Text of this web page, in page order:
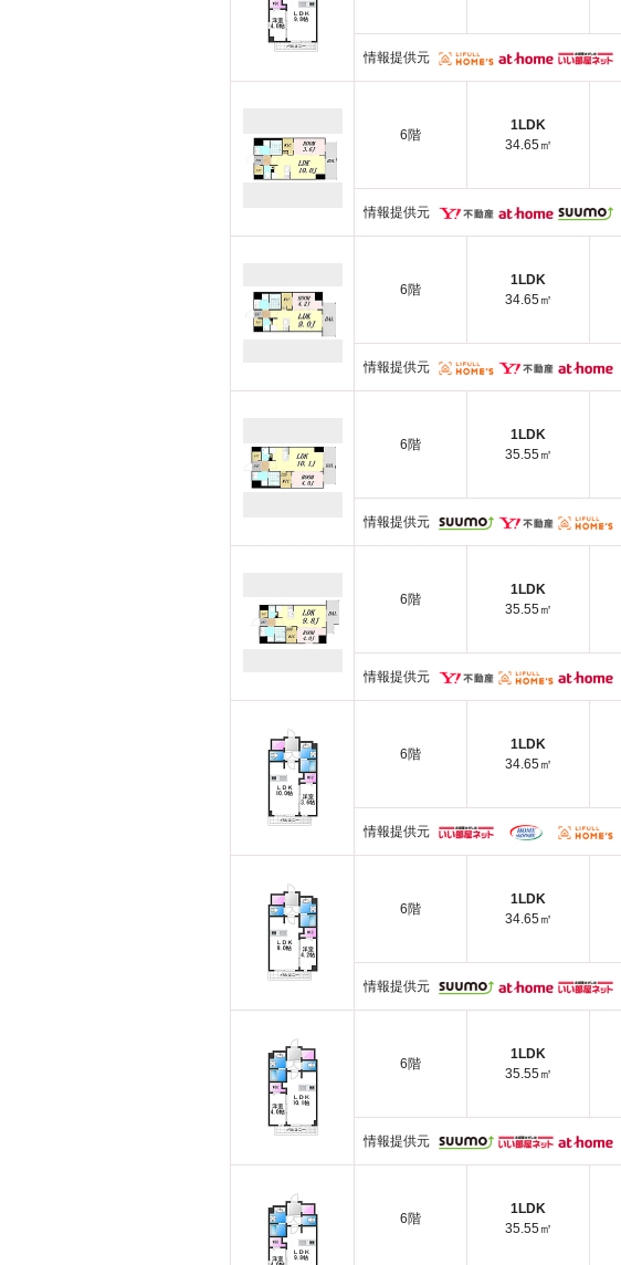
情報提供元
6階
1LDK
34.65㎡
情報提供元
6階
1LDK
34.65㎡
情報提供元
6階
1LDK
35.55㎡
情報提供元
6階
1LDK
35.55㎡
情報提供元
6階
1LDK
34.65㎡
情報提供元
6階
1LDK
34.65㎡
情報提供元
6階
1LDK
35.55㎡
情報提供元
6階
1LDK
35.55㎡